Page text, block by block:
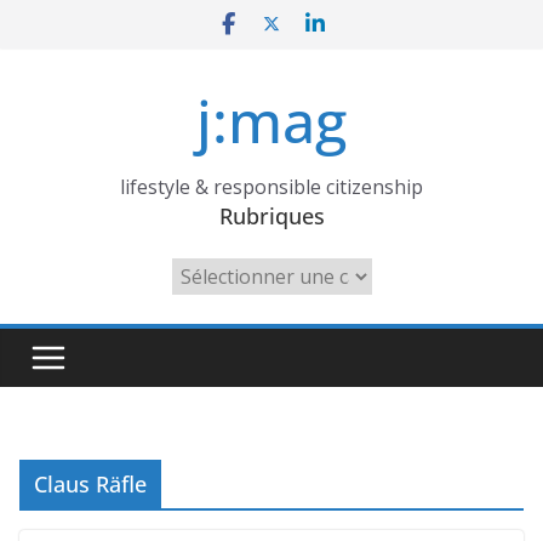
j:mag
lifestyle & responsible citizenship
Rubriques
Rubriques
Claus Räfle